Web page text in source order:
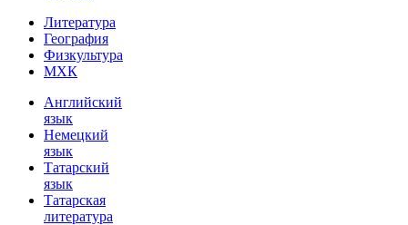
Литература
География
Физкультура
МХК
Английский
язык
Немецкий
язык
Татарский
язык
Татарская
литература